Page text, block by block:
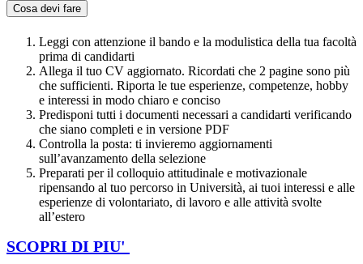
Cosa devi fare
Leggi con attenzione il bando e la modulistica della tua facoltà
prima di candidarti
Allega il tuo CV aggiornato. Ricordati che 2 pagine sono più
che sufficienti. Riporta le tue esperienze, competenze, hobby
e interessi in modo chiaro e conciso
Predisponi tutti i documenti necessari a candidarti verificando
che siano completi e in versione PDF
Controlla la posta: ti invieremo aggiornamenti
sull’avanzamento della selezione
Preparati per il colloquio attitudinale e motivazionale
ripensando al tuo percorso in Università, ai tuoi interessi e alle
esperienze di volontariato, di lavoro e alle attività svolte
all’estero
SCOPRI DI PIU'